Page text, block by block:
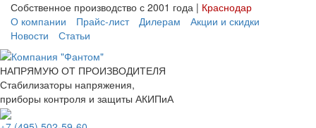
Собственное производство с 2001 года | Краснодар
О компании
Прайс-лист Дилерам
Акции и скидки
Новости
Статьи
НАПРЯМУЮ ОТ ПРОИЗВОДИТЕЛЯ
Стабилизаторы напряжения,
приборы контроля и защиты АКИПиА